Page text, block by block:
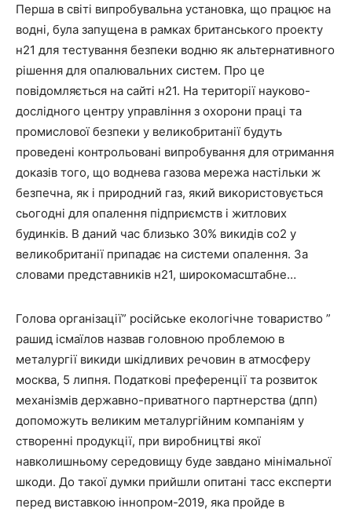
Перша в світі випробувальна установка, що працює на
водні, була запущена в рамках британського проекту
н21 для тестування безпеки водню як альтернативного
рішення для опалювальних систем. Про це
повідомляється на сайті н21. На території науково-
дослідного центру управління з охорони праці та
промислової безпеки у великобританії будуть
проведені контрольовані випробування для отримання
доказів того, що воднева газова мережа настільки ж
безпечна, як і природний газ, який використовується
сьогодні для опалення підприємств і житлових
будинків. В даний час близько 30% викидів co2 у
великобританії припадає на системи опалення. За
словами представників н21, широкомасштабне…
Голова організації” російське екологічне товариство ”
рашид ісмаїлов назвав головною проблемою в
металургії викиди шкідливих речовин в атмосферу
москва, 5 липня. Податкові преференції та розвиток
механізмів державно-приватного партнерства (дпп)
допоможуть великим металургійним компаніям у
створенні продукції, при виробництві якої
навколишньому середовищу буде завдано мінімальної
шкоди. До такої думки прийшли опитані тасс експерти
перед виставкою іннопром-2019, яка пройде в